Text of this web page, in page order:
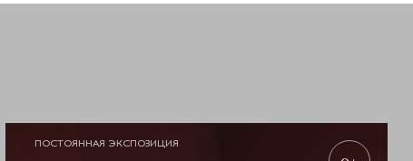
ПОСТОЯННАЯ ЭКСПОЗИЦИЯ